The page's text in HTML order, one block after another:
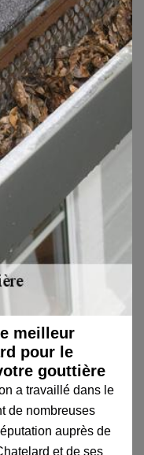
meilleur
pour le
gouttière
a travaillé dans le
de nombreuses
auprès de
et de ses